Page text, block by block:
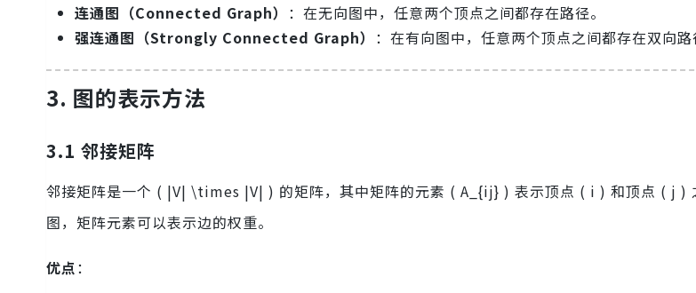
连通图（Connected Graph） ：在无向图中，任意两个顶点之间都存在路径。
强连通图（Strongly Connected Graph） ：在有向图中，任意两个顶点之间都存在双向路
3. 图的表示方法
3.1 邻接矩阵
邻接矩阵是一个 ( |V| \times |V| ) 的矩阵，其中矩阵的元素 ( A_{ij} ) 表示顶点 ( i ) 和顶点 ( j )
图，矩阵元素可以表示边的权重。
优点 ：